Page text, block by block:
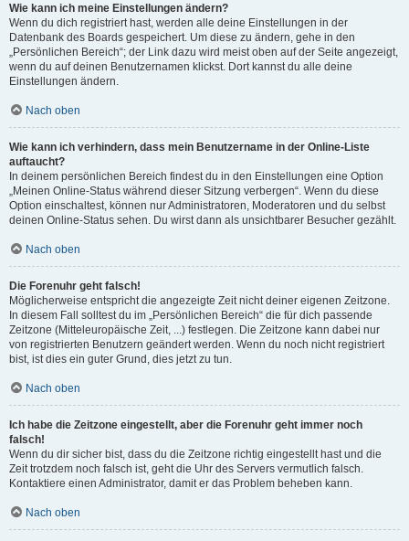
Wie kann ich meine Einstellungen ändern?
Wenn du dich registriert hast, werden alle deine Einstellungen in der
Datenbank des Boards gespeichert. Um diese zu ändern, gehe in den
„Persönlichen Bereich“; der Link dazu wird meist oben auf der Seite angezeigt,
wenn du auf deinen Benutzernamen klickst. Dort kannst du alle deine
Einstellungen ändern.
Nach oben
Wie kann ich verhindern, dass mein Benutzername in der Online-Liste
auftaucht?
In deinem persönlichen Bereich findest du in den Einstellungen eine Option
„Meinen Online-Status während dieser Sitzung verbergen“. Wenn du diese
Option einschaltest, können nur Administratoren, Moderatoren und du selbst
deinen Online-Status sehen. Du wirst dann als unsichtbarer Besucher gezählt.
Nach oben
Die Forenuhr geht falsch!
Möglicherweise entspricht die angezeigte Zeit nicht deiner eigenen Zeitzone.
In diesem Fall solltest du im „Persönlichen Bereich“ die für dich passende
Zeitzone (Mitteleuropäische Zeit, ...) festlegen. Die Zeitzone kann dabei nur
von registrierten Benutzern geändert werden. Wenn du noch nicht registriert
bist, ist dies ein guter Grund, dies jetzt zu tun.
Nach oben
Ich habe die Zeitzone eingestellt, aber die Forenuhr geht immer noch
falsch!
Wenn du dir sicher bist, dass du die Zeitzone richtig eingestellt hast und die
Zeit trotzdem noch falsch ist, geht die Uhr des Servers vermutlich falsch.
Kontaktiere einen Administrator, damit er das Problem beheben kann.
Nach oben